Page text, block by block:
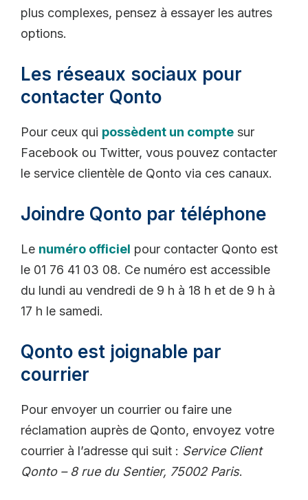
plus complexes, pensez à essayer les autres
options.
Les réseaux sociaux pour
contacter Qonto
Pour ceux qui possèdent un compte sur
Facebook ou Twitter, vous pouvez contacter
le service clientèle de Qonto via ces canaux.
Joindre Qonto par téléphone
Le numéro officiel pour contacter Qonto est
le 01 76 41 03 08. Ce numéro est accessible
du lundi au vendredi de 9 h à 18 h et de 9 h à
17 h le samedi.
Qonto est joignable par
courrier
Pour envoyer un courrier ou faire une
réclamation auprès de Qonto, envoyez votre
courrier à l’adresse qui suit : Service Client
Qonto – 8 rue du Sentier, 75002 Paris.